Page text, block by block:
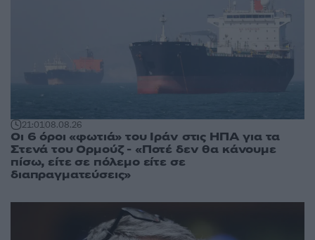
21:0108.08.26
Οι 6 όροι «φωτιά» του Ιράν στις ΗΠΑ για τα
Στενά του Ορμούζ - «Ποτέ δεν θα κάνουμε
πίσω, είτε σε πόλεμο είτε σε
διαπραγματεύσεις»